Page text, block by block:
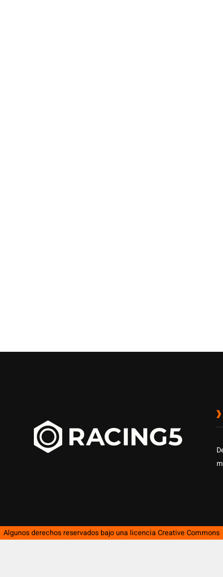
Algunos derechos reservados bajo una licencia Creative Commons